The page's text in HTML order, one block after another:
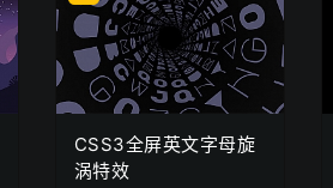
CSS3全屏英文字母旋
涡特效